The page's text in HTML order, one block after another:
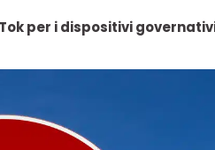
per i dispositivi